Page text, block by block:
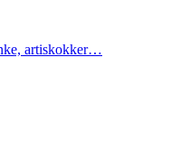
artiskokker…